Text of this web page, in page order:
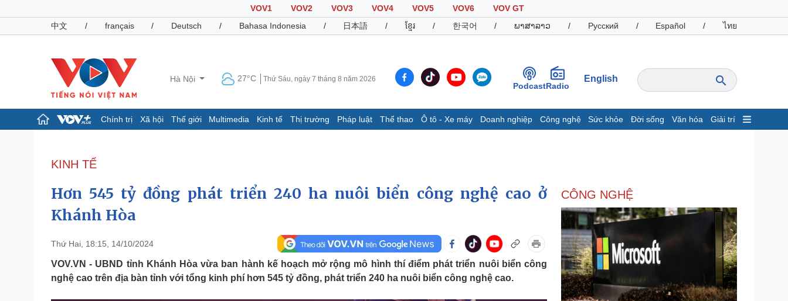
VOV1 VOV2 VOV3 VOV4 VOV5 VOV6
VOV GT
中文
/ français / Deutsch / Bahasa Indonesia / 日本語 / ខ្មែរ / 한국어 / ພາສາລາວ / Русский / Español / ไทย
Hà Nội 27°C Thứ Sáu, ngày 7 tháng 8 năm 2026
PodcastRadio
English
Chính trị Xã hội Thế giới Multimedia Kinh tế Thị trường Pháp luật Thể thao Ô tô - Xe máy Doanh nghiệp Công nghệ Sức khỏe Đời sống Văn hóa Giải trí
Đảng
Tổ chức nhân sự
Nhận diện sự thật
Dấu ấn VOV
Infographic
Giá cà phê
Pháp luật
Tin nóng
Tư vấn luật
Việt Nam
Phân tích
Thể thao
Lịch thi đấu bóng đá
Thế giới thể thao
Ô tô - Xe máy
Xe máy
Tư vấn
Doanh nghiệp
Thông tin doanh nghiệp
Doanh nghiệp 24h
Doanh nhân
Vì cộng đồng
Công nghệ
Sành điệu
Trải nghiệm
Chuyển đổi số
KINH TẾ
Hơn 545 tỷ đồng phát triển 240 ha nuôi biển công nghệ cao ở
Khánh Hòa
Thứ Hai, 18:15, 14/10/2024
VOV.VN - UBND tỉnh Khánh Hòa vừa ban hành kế hoạch mở rộng mô hình thí điểm phát triển nuôi biển công
nghệ cao trên địa bàn tỉnh với tổng kinh phí hơn 545 tỷ đồng, phát triển 240 ha nuôi biển công nghệ cao.
CÔNG NGHỆ